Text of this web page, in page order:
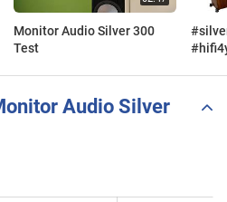
Monitor Audio Silver 300
Test
Audio Silver